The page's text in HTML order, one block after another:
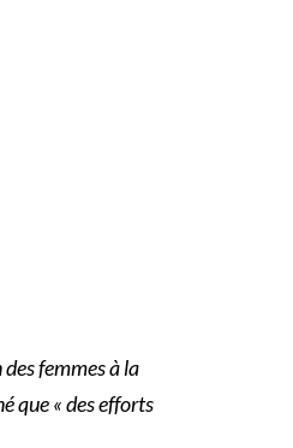
femmes à la
que « des efforts